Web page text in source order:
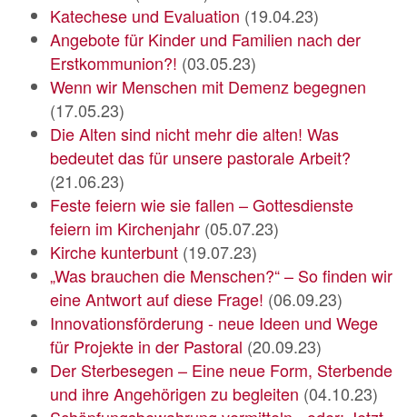
Katechese und Evaluation (19.04.23)
Angebote für Kinder und Familien nach der
Erstkommunion?! (03.05.23)
Wenn wir Menschen mit Demenz begegnen
(17.05.23)
Die Alten sind nicht mehr die alten! Was
bedeutet das für unsere pastorale Arbeit?
(21.06.23)
Feste feiern wie sie fallen – Gottesdienste
feiern im Kirchenjahr (05.07.23)
Kirche kunterbunt (19.07.23)
„Was brauchen die Menschen?“ – So finden wir
eine Antwort auf diese Frage! (06.09.23)
Innovationsförderung - neue Ideen und Wege
für Projekte in der Pastoral (20.09.23)
Der Sterbesegen – Eine neue Form, Sterbende
und ihre Angehörigen zu begleiten (04.10.23)